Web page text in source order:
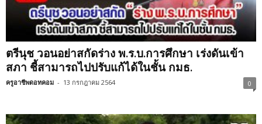
ตรีนุช วอนอย่าสกัดร่าง พ.ร.บ.การศึกษา เร่งดันเข้า
สภา ชี้สามารถไปปรับแก้ได้ในชั้น กมธ.
ครูอาชีพดอทคอม - 13 กรกฎาคม 2564 0